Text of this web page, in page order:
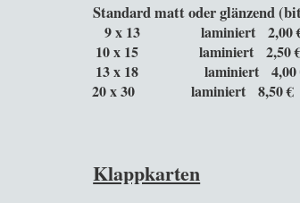
Standard matt oder
9 x 13 laminiert 2,00
10 x 15 laminiert 2,50
13 x 18 laminiert 4,00
20 x 30 laminiert 8,50
Klappkarten